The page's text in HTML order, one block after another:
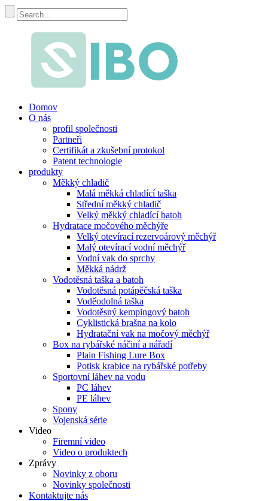
Domov
O nás
profil společnosti
Partneři
Certifikát a zkušební protokol
Patent technologie
produkty
Měkký chladič
Malá měkká chladící taška
Střední měkký chladič
Velký měkký chladící batoh
Hydratace močového měchýře
Velký otevírací rezervoárový měchýř
Malý otevírací vodní měchýř
Vodní vak do sprchy
Měkká nádrž
Vodotěsná taška a batoh
Vodotěsná potápěčská taška
Voděodolná taška
Vodotěsný kempingový batoh
Cyklistická brašna na kolo
Hydratační vak na močový měchýř
Box na rybářské náčiní a nářadí
Plain Fishing Lure Box
Potisk krabice na rybářské potřeby
Sportovní láhev na vodu
PC láhev
PE láhev
Spony
Vojenská série
Video
Firemní video
Video o produktech
Zprávy
Novinky z oboru
Novinky společnosti
Kontaktujte nás